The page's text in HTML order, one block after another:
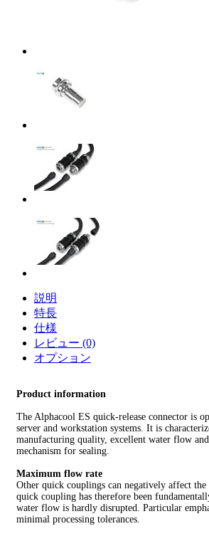
説明
特長
仕様
レビュー (0)
オプション
Product information
The Alphacool ES quick-release connector is
server and workstation systems. It is
manufacturing quality, excellent water flow
mechanism for sealing.
Maximum flow rate
Other quick couplings can negatively affect
quick coupling has therefore been
water flow is hardly disrupted. Particular
minimal processing tolerances.